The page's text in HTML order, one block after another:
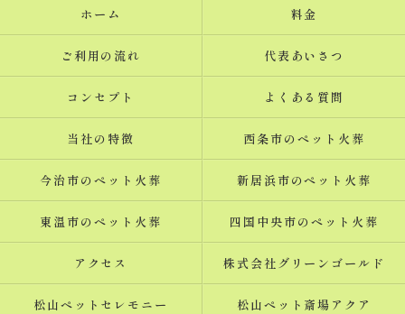
ホーム 料金
ご利用の流れ 代表あいさつ
コンセプト よくある質問
当社の特徴 西条市のペット火葬
今治市のペット火葬 新居浜市のペット火葬
東温市のペット火葬 四国中央市のペット火葬
アクセス 株式会社グリーンゴールド
松山ペットセレモニー 松山ペット斎場アクア